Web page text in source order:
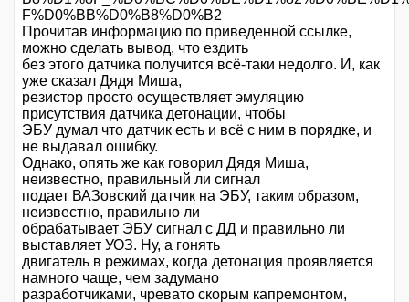
F%D0%BB%D0%B8%D0%B2
Прочитав информацию по приведенной ссылке,
можно сделать вывод, что ездить
без этого датчика получится всё-таки недолго. И, как
уже сказал Дядя Миша,
резистор просто осуществляет эмуляцию
присутствия датчика детонации, чтобы
ЭБУ думал что датчик есть и всё с ним в порядке, и
не выдавал ошибку.
Однако, опять же как говорил Дядя Миша,
неизвестно, правильный ли сигнал
подает ВАЗовский датчик на ЭБУ, таким образом,
неизвестно, правильно ли
обрабатывает ЭБУ сигнал с ДД и правильно ли
выставляет УОЗ. Ну, а гонять
двигатель в режимах, когда детонация проявляется
намного чаще, чем задумано
разработчиками, чревато скорым капремонтом,